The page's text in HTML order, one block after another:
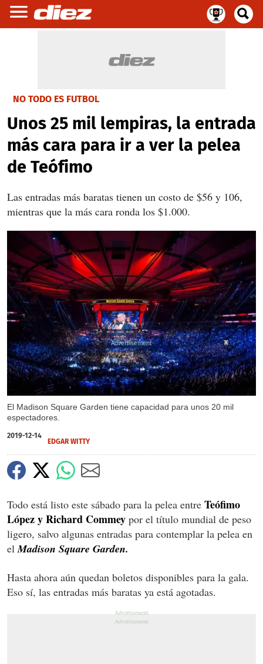
NO TODO ES FUTBOL
Unos 25 mil lempiras, la entrada
más cara para ir a ver la pelea
de Teófimo
Las entradas más baratas tienen un costo de $56 y 106,
mientras que la más cara ronda los $1.000.
El Madison Square Garden tiene capacidad para unos 20 mil
espectadores.
X
X
2019-12-14
EDGAR WITTY
Todo está listo este sábado para la pelea entre Teófimo
López y Richard Commey por el título mundial de peso
ligero, salvo algunas entradas para contemplar la pelea en
elMadison Square Garden.
Hasta ahora aún quedan boletos disponibles para la gala.
Eso sí, las entradas más baratas ya está agotadas.